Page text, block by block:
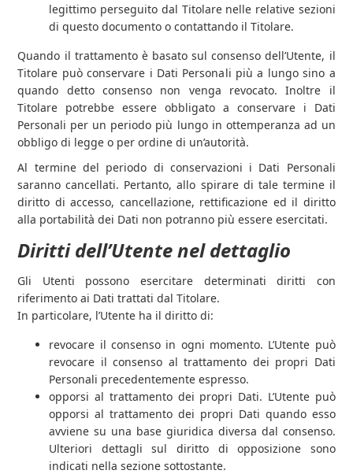
legittimo perseguito dal Titolare nelle relative sezioni
di questo documento o contattando il Titolare.
Quando il trattamento è basato sul consenso dell’Utente, il
Titolare può conservare i Dati Personali più a lungo sino a
quando detto consenso non venga revocato. Inoltre il
Titolare potrebbe essere obbligato a conservare i Dati
Personali per un periodo più lungo in ottemperanza ad un
obbligo di legge o per ordine di un’autorità.
Al termine del periodo di conservazioni i Dati Personali
saranno cancellati. Pertanto, allo spirare di tale termine il
diritto di accesso, cancellazione, rettificazione ed il diritto
alla portabilità dei Dati non potranno più essere esercitati.
Diritti dell’Utente nel dettaglio
Gli Utenti possono esercitare determinati diritti con
riferimento ai Dati trattati dal Titolare.
In particolare, l’Utente ha il diritto di:
revocare il consenso in ogni momento. L’Utente può
revocare il consenso al trattamento dei propri Dati
Personali precedentemente espresso.
opporsi al trattamento dei propri Dati. L’Utente può
opporsi al trattamento dei propri Dati quando esso
avviene su una base giuridica diversa dal consenso.
Ulteriori dettagli sul diritto di opposizione sono
indicati nella sezione sottostante.